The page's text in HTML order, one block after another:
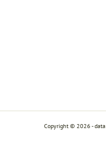
Copyright © 2026 -